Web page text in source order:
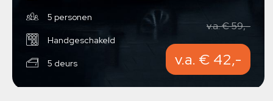
5 personen
Handgeschakeld
5 deurs
v.a. € 59,-
v.a. € 42,-